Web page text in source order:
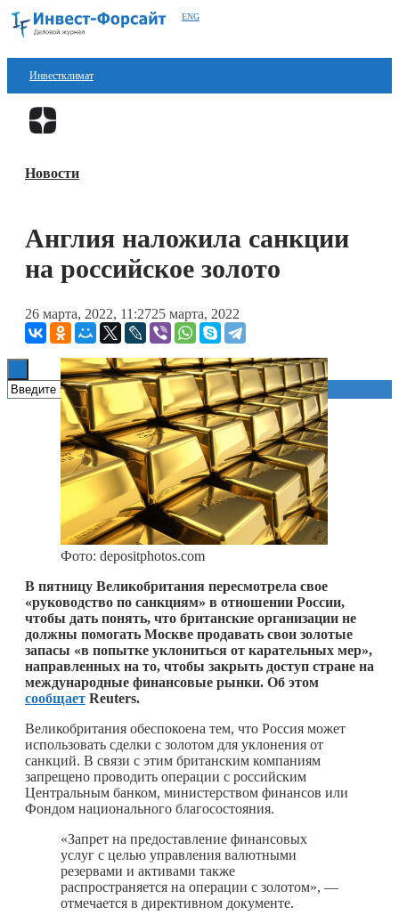
ENG
Инвестклимат
Финансы
Блокчейн
Книги
Новости
Англия наложила санкции
на российское золото
26 марта, 2022, 11:2725 марта, 2022
Фото: depositphotos.com
В пятницу Великобритания пересмотрела свое
«руководство по санкциям» в отношении России,
чтобы дать понять, что британские организации не
должны помогать Москве продавать свои золотые
запасы «в попытке уклониться от карательных мер»,
направленных на то, чтобы закрыть доступ стране на
международные финансовые рынки. Об этом
сообщает Reuters.
Великобритания обеспокоена тем, что Россия может
использовать сделки с золотом для уклонения от
санкций. В связи с этим британским компаниям
запрещено проводить операции с российским
Центральным банком, министерством финансов или
Фондом национального благосостояния.
«Запрет на предоставление финансовых
услуг с целью управления валютными
резервами и активами также
распространяется на операции с золотом», —
отмечается в директивном документе.